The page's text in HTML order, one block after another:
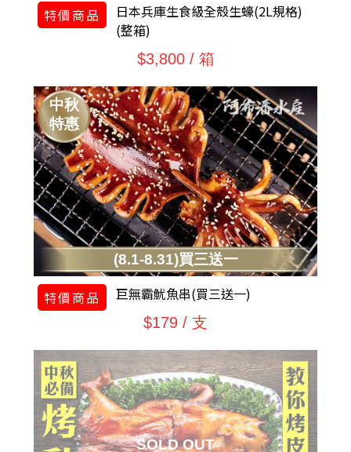
特價商品
日本兵庫生食級全殼生蠔(2L規格)
(整箱)
$3,800 / 箱
(8.1-8.31)買三送一
中秋
特惠
特價商品 巨無霸魷魚串(買三送一)
$179 / 支